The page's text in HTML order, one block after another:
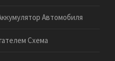
Автомобиля
Схема